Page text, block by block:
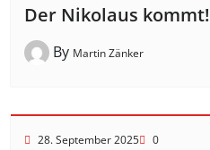
Der Nikolaus kommt!
By Martin Zänker
28. September 2025 0